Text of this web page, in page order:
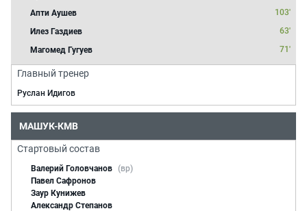
Апти Аушев
103'
Илез Газдиев
63'
Магомед Гугуев
71'
Главный тренер
Руслан Идигов
МАШУК-КМВ
Стартовый состав
Валерий Головчанов (вр)
Павел Сафронов
Заур Кунижев
Александр Степанов